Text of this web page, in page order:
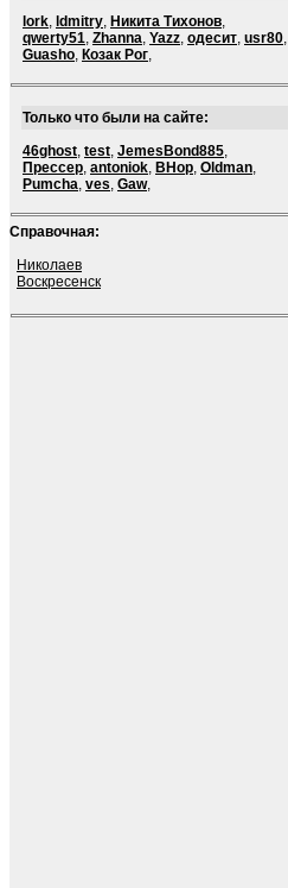
lork, ldmitry, Никита Тихонов,
qwerty51, Zhanna, Yazz, одесит, usr80,
Guasho, Козак Рог,
Только что были на сайте:
46ghost, test, JemesBond885,
Прессер, antoniok, BHop, Oldman,
Pumcha, ves, Gaw,
Справочная:
Николаев
Воскресенск